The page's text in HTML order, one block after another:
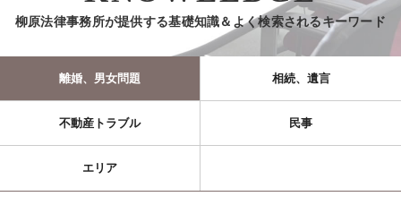
柳原法律事務所が提供する基礎知識＆よく検索されるキーワード
離婚、男女問題 相続、遺言
不動産トラブル 民事
エリア